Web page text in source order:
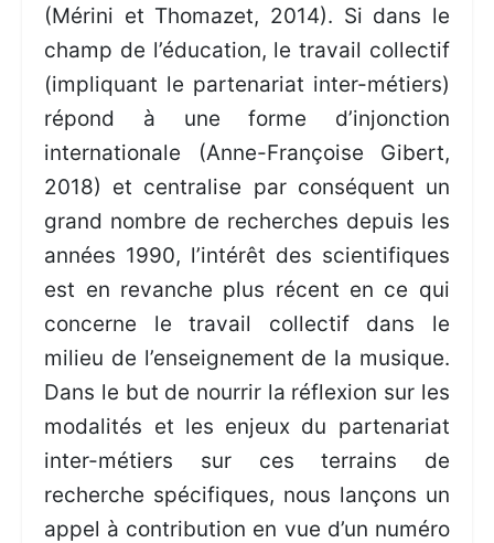
(Mérini et Thomazet, 2014). Si dans le
champ de l’éducation, le travail collectif
(impliquant le partenariat inter-métiers)
répond à une forme d’injonction
internationale (Anne-Françoise Gibert,
2018) et centralise par conséquent un
grand nombre de recherches depuis les
années 1990, l’intérêt des scientifiques
est en revanche plus récent en ce qui
concerne le travail collectif dans le
milieu de l’enseignement de la musique.
Dans le but de nourrir la réflexion sur les
modalités et les enjeux du partenariat
inter-métiers sur ces terrains de
recherche spécifiques, nous lançons un
appel à contribution en vue d’un numéro